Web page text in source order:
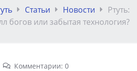
Статьи Новости
Ртуть:
богов или забытая технология?
Комментарии: 0